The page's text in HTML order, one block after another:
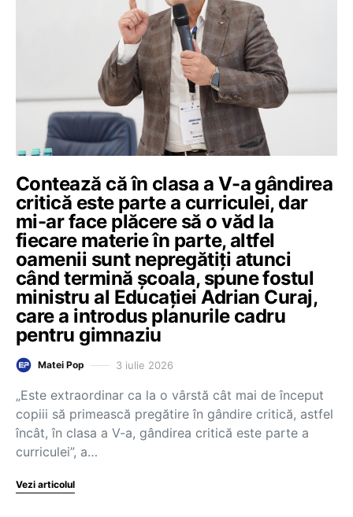
Contează că în clasa a V-a gândirea
critică este parte a curriculei, dar
mi-ar face plăcere să o văd la
fiecare materie în parte, altfel
oamenii sunt nepregătiți atunci
când termină școala, spune fostul
ministru al Educației Adrian Curaj,
care a introdus planurile cadru
pentru gimnaziu
Matei Pop 3 iulie 2026
„Este extraordinar ca la o vârstă cât mai de început
copiii să primească pregătire în gândire critică, astfel
încât, în clasa a V-a, gândirea critică este parte a
curriculei”, a…
Vezi articolul